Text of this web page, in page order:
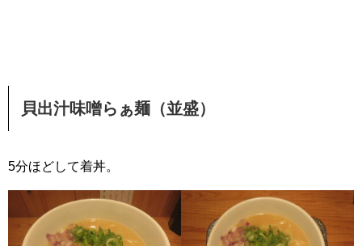
貝出汁味噌らぁ麺（並盛）
5分ほどして着丼。